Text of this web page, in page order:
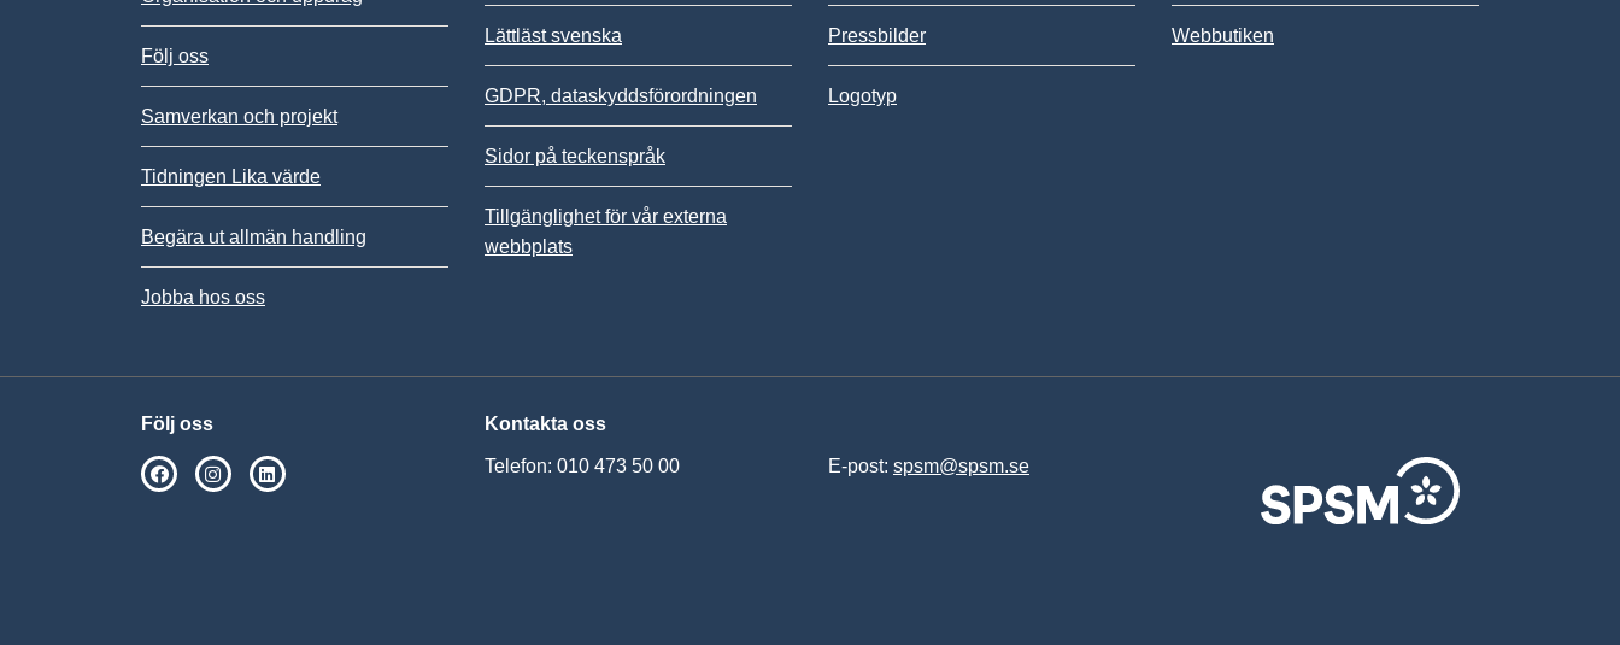
Följ oss
Samverkan och projekt
Tidningen Lika värde
Begära ut allmän handling
Jobba hos oss
Lättläst svenska
GDPR, dataskyddsförordningen
Sidor på teckenspråk
Tillgänglighet för vår externa
webbplats
Pressbilder
Logotyp
Webbutiken
Följ oss
SPSM på Facebook
SPSM på Instagram
Kontakta oss
Telefon: 010 473 50 00 E-post: spsm@spsm.se